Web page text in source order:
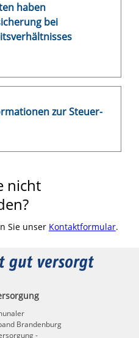
haben
bei
zur Steuer-
nicht
Sie unser Kontaktformular.
Brandenburg
-